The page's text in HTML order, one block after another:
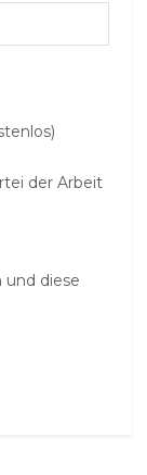
der Arbeit
und diese